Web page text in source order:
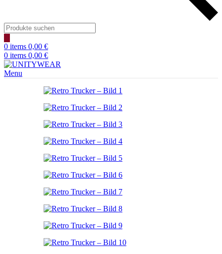
Products
search
0 items 0,00 €
0 items 0,00 €
Menu